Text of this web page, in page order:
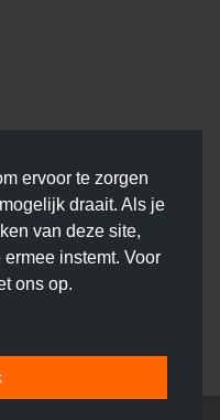
ervoor te zorgen
draait. Als je
van deze site,
instemt. Voor
ons op.